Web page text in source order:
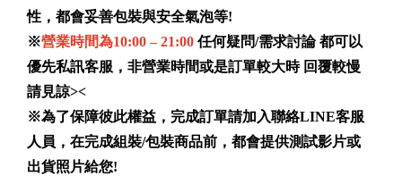
性，都會妥善包裝與安全氣泡等!
※營業時間為10:00 – 21:00 任何疑問/需求討論 都可以
優先私訊客服，非營業時間或是訂單較大時 回覆較慢
請見諒><
※為了保障彼此權益，完成訂單請加入聯絡LINE客服
人員，在完成組裝/包裝商品前，都會提供測試影片或
出貨照片給您!